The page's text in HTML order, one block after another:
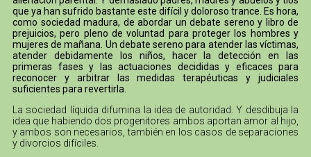
que ya han sufrido bastante este difícil y doloroso trance. Es hora,
como sociedad madura, de abordar un debate sereno y libro de
prejuicios, pero pleno de voluntad para proteger los hombres y
mujeres de mañana. Un debate sereno para atender las víctimas,
atender debidamente los niños, hacer la detección en las
primeras fases y las actuaciones decididas y eficaces para
reconocer y arbitrar las medidas terapéuticas y judiciales
suficientes para revertirla.
La sociedad líquida difumina la idea de autoridad. Y desdibuja la
idea que habiendo dos progenitores ambos aportan amor al hijo,
y ambos son necesarios, también en los casos de separaciones
y divorcios difíciles.